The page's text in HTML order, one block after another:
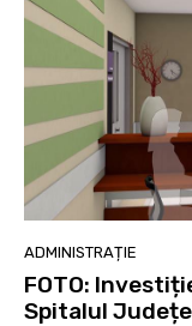
ADMINISTRAȚIE
FOTO:
Spitalul